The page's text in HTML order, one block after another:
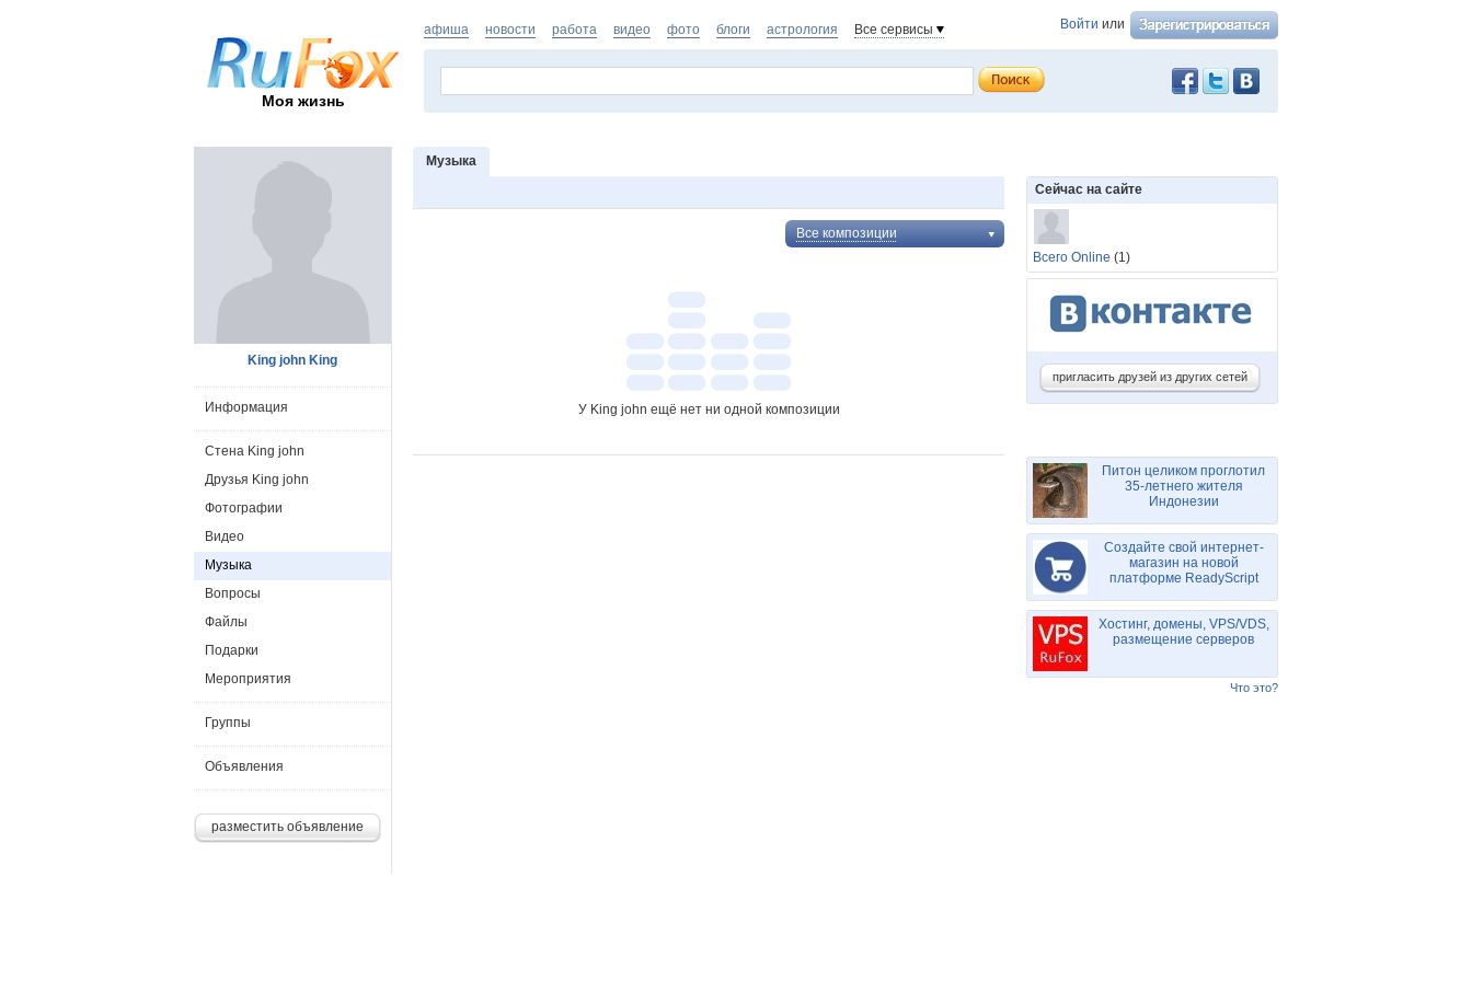
Моя жизнь
Войти или
афиша новости работа видео фото блоги астрология Все сервисы
Музыка
Все композиции
У King john ещё нет ни одной композиции
King john King
Информация
Стена King john
Друзья King john
Фотографии
Видео
Музыка
Вопросы
Файлы
Подарки
Мероприятия
Группы
Объявления
разместить объявление
Сейчас на сайте
Всего Online (1)
пригласить друзей из других сетей
Питон целиком проглотил
35-летнего жителя
Индонезии
Создайте свой интернет-
магазин на новой
платформе ReadyScript
Хостинг, домены, VPS/VDS,
размещение серверов
Что это?